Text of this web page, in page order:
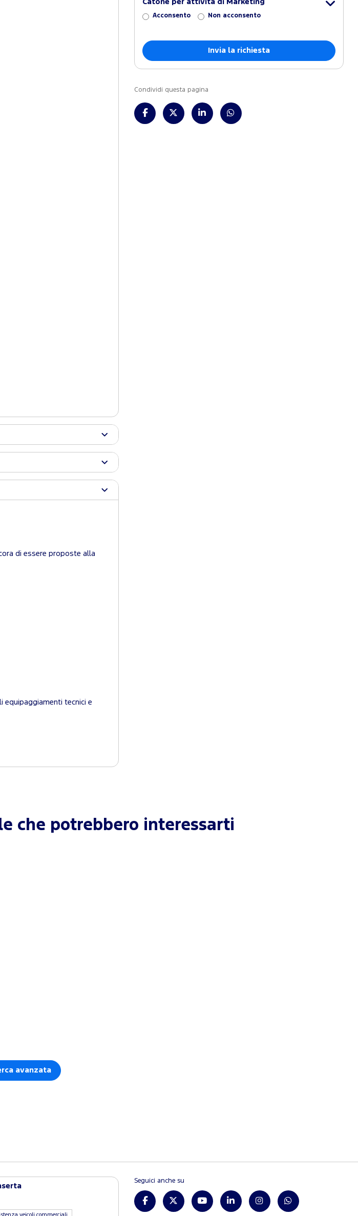
di essere proposte alla
equipaggiamenti tecnici e
Catone per attività di Marketing
Acconsento Non acconsento
Condividi questa pagina
che potrebbero interessarti
avanzata
veicoli commerciali
Seguici anche su